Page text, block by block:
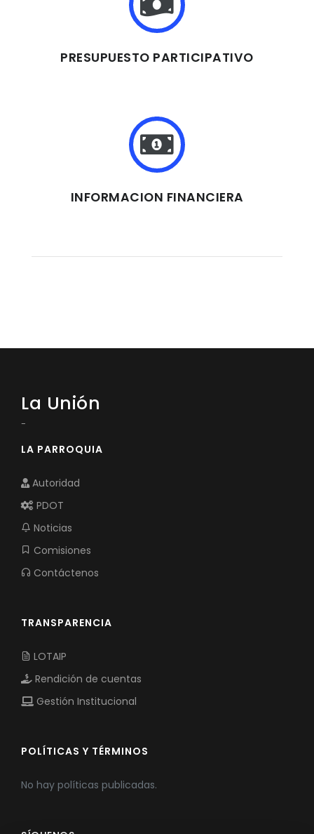
PRESUPUESTO PARTICIPATIVO
INFORMACION FINANCIERA
La Unión
-
LA PARROQUIA
Autoridad
PDOT
Noticias
Comisiones
Contáctenos
TRANSPARENCIA
LOTAIP
Rendición de cuentas
Gestión Institucional
POLÍTICAS Y TÉRMINOS
No hay políticas publicadas.